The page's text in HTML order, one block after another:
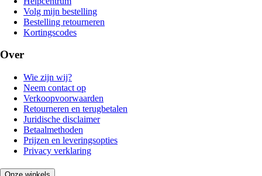
Volg mijn bestelling
Bestelling retourneren
Kortingscodes
Over
Wie zijn wij?
Neem contact op
Verkoopvoorwaarden
Retourneren en terugbetalen
Juridische disclaimer
Betaalmethoden
Prijzen en leveringsopties
Privacy verklaring